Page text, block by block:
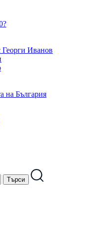
Георги Иванов
на България